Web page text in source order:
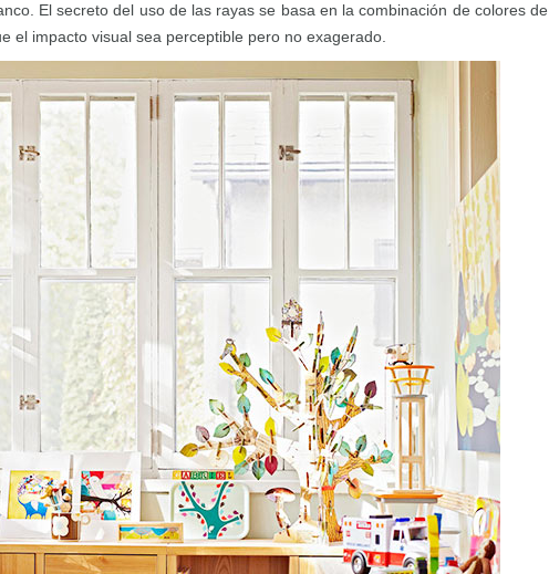
El secreto del uso de las rayas se basa en la combinación de colores de
el impacto visual sea perceptible pero no exagerado.